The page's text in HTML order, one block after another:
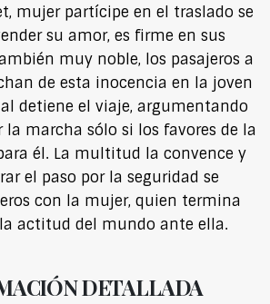
mujer partícipe en el traslado se
su amor, es firme en sus
muy noble, los pasajeros a
de esta inocencia en la joven
detiene el viaje, argumentando
la marcha sólo si los favores de la
él. La multitud la convence y
el paso por la seguridad se
con la mujer, quien termina
la actitud del mundo ante ella.
DETALLADA